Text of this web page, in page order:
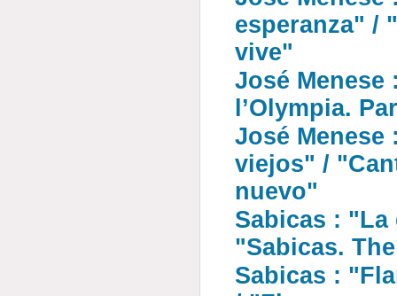
esperanza" /
vive"
José Menese
l’Olympia.
José Menese
viejos" /
nuevo"
Sabicas :
"Sabicas.
Sabicas :